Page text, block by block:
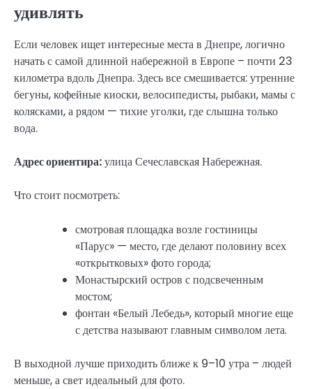
удивлять
Если человек ищет интересные места в Днепре, логично
начать с самой длинной набережной в Европе – почти 23
километра вдоль Днепра. Здесь все смешивается: утренние
бегуны, кофейные киоски, велосипедисты, рыбаки, мамы с
колясками, а рядом — тихие уголки, где слышна только
вода.
Адрес ориентира:улица Сечеславская Набережная.
Что стоит посмотреть:
смотровая площадка возле гостиницы
«Парус» — место, где делают половину всех
«открытковых» фото города;
Монастырский остров с подсвеченным
мостом;
фонтан «Белый Лебедь», который многие еще
с детства называют главным символом лета.
В выходной лучше приходить ближе к 9–10 утра – людей
меньше, а свет идеальный для фото.